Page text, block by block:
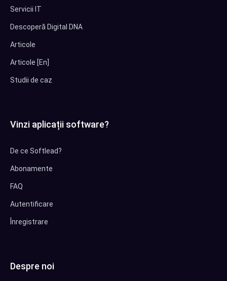
Servicii IT
Descoperă Digital DNA
Articole
Articole [En]
Studii de caz
Vinzi aplicații software?
De ce Softlead?
Abonamente
FAQ
Autentificare
Înregistrare
Despre noi